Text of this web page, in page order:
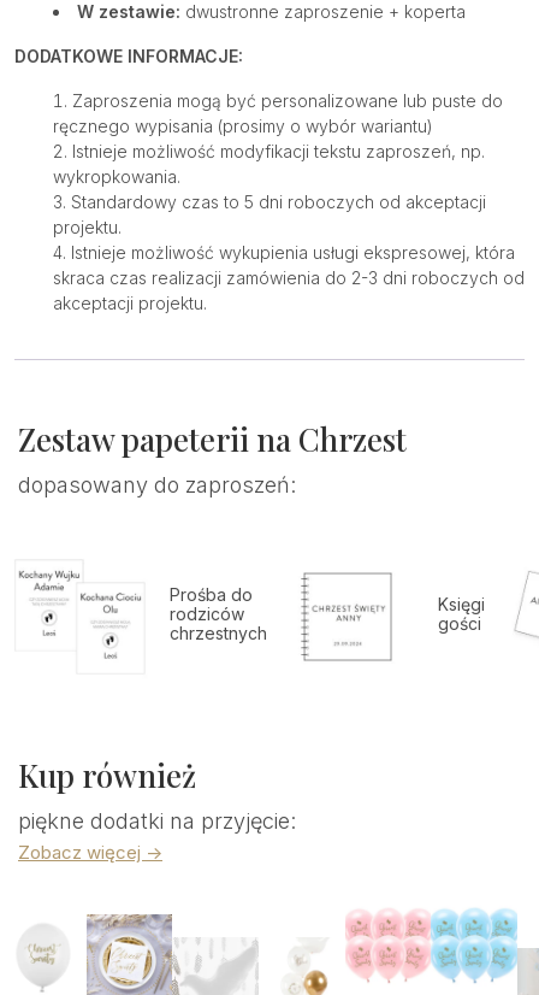
W zestawie: dwustronne zaproszenie + koperta
DODATKOWE INFORMACJE:
Zaproszenia mogą być personalizowane lub puste do
ręcznego wypisania (prosimy o wybór wariantu)
Istnieje możliwość modyfikacji tekstu zaproszeń, np.
wykropkowania.
Standardowy czas to 5 dni roboczych od akceptacji
projektu.
Istnieje możliwość wykupienia usługi ekspresowej, która
skraca czas realizacji zamówienia do 2-3 dni roboczych od
akceptacji projektu.
Zestaw papeterii na Chrzest
dopasowany do zaproszeń:
Prośba do
rodziców
chrzestnych
Księgi
gości
Kup również
piękne dodatki na przyjęcie:
Zobacz więcej ->